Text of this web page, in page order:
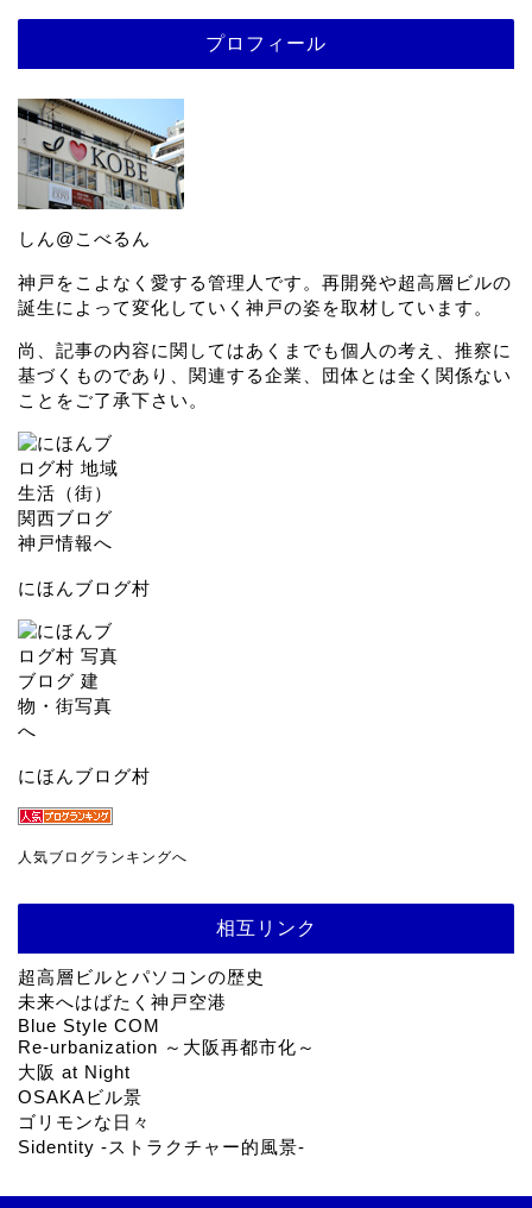
プロフィール
しん@こべるん
神戸をこよなく愛する管理人です。再開発や超高層ビルの
誕生によって変化していく神戸の姿を取材しています。
尚、記事の内容に関してはあくまでも個人の考え、推察に
基づくものであり、関連する企業、団体とは全く関係ない
ことをご了承下さい。
にほんブログ村
にほんブログ村
人気ブログランキングへ
相互リンク
超高層ビルとパソコンの歴史
未来へはばたく神戸空港
Blue Style COM
Re-urbanization ～大阪再都市化～
大阪 at Night
OSAKAビル景
ゴリモンな日々
Sidentity -ストラクチャー的風景-